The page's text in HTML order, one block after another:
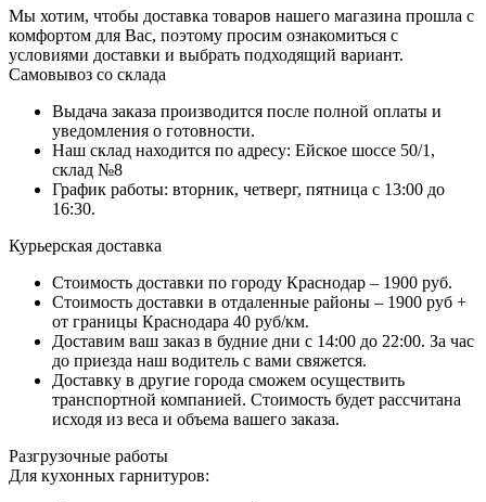
Мы хотим, чтобы доставка товаров нашего магазина прошла с
комфортом для Вас, поэтому просим ознакомиться с
условиями доставки и выбрать подходящий вариант.
Самовывоз со склада
Выдача заказа производится после полной оплаты и
уведомления о готовности.
Наш склад находится по адресу: Ейское шоссе 50/1,
склад №8
График работы: вторник, четверг, пятница с 13:00 до
16:30.
Курьерская доставка
Стоимость доставки по городу Краснодар – 1900 руб.
Стоимость доставки в отдаленные районы – 1900 руб +
от границы Краснодара 40 руб/км.
Доставим ваш заказ в будние дни с 14:00 до 22:00. За час
до приезда наш водитель с вами свяжется.
Доставку в другие города сможем осуществить
транспортной компанией. Стоимость будет рассчитана
исходя из веса и объема вашего заказа.
Разгрузочные работы
Для кухонных гарнитуров: